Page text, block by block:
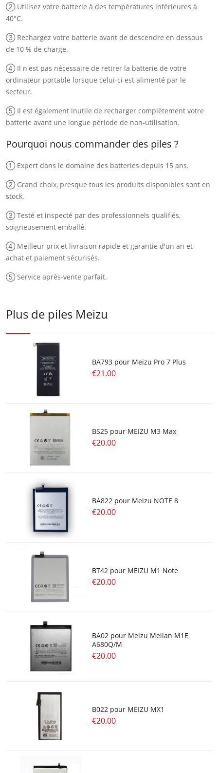
② Utilisez votre batterie à des températures inférieures à
40°C.
③ Rechargez votre batterie avant de descendre en dessous
de 10 % de charge.
④ Il n'est pas nécessaire de retirer la batterie de votre
ordinateur portable lorsque celui-ci est alimenté par le
secteur.
⑤ Il est également inutile de recharger complètement votre
batterie avant une longue période de non-utilisation.
Pourquoi nous commander des piles ?
① Expert dans le domaine des batteries depuis 15 ans.
② Grand choix, presque tous les produits disponibles sont en
stock.
③ Testé et inspecté par des professionnels qualifiés,
soigneusement emballé.
④ Meilleur prix et livraison rapide et garantie d'un an et
achat et paiement sécurisés.
⑤ Service après-vente parfait.
Plus de piles Meizu
BA793 pour Meizu Pro 7 Plus
€21.00
BS25 pour MEIZU M3 Max
€20.00
BA822 pour Meizu NOTE 8
€20.00
BT42 pour MEIZU M1 Note
€20.00
BA02 pour Meizu Meilan M1E
A680Q/M
€20.00
B022 pour MEIZU MX1
€20.00